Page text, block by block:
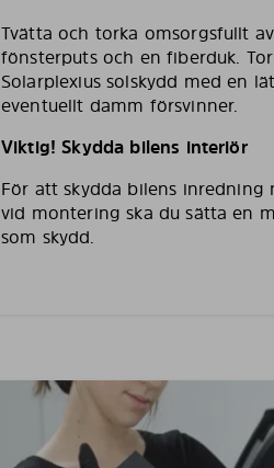
Tvätta och torka omsorgsfullt
fönsterputs och en fiberduk.
Solarplexius solskydd med en
eventuellt damm försvinner.
Viktig! Skydda bilens interiör
För att skydda bilens
vid montering ska du sätta en
som skydd.